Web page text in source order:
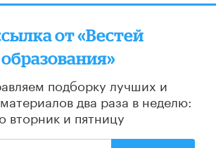
от «Вестей
образования»
подборку лучших и
два раза в неделю:
вторник и пятницу